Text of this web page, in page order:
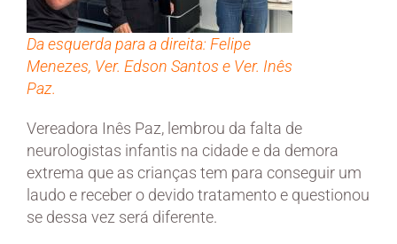
Da esquerda para a direita: Felipe
Menezes, Ver. Edson Santos e Ver. Inês
Paz.
Vereadora Inês Paz, lembrou da falta de
neurologistas infantis na cidade e da demora
extrema que as crianças tem para conseguir um
laudo e receber o devido tratamento e questionou
se dessa vez será diferente.